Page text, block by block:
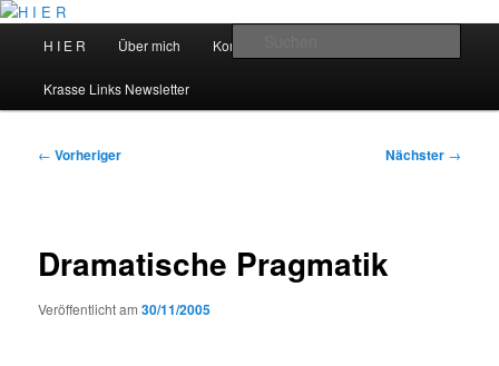
Zum
springenH I E R
H I E R Über mich Kontakt
Krasse Links Newsletter
Beitragsnavigation
← Vorheriger Nächster →
Dramatische Pragmatik
Veröffentlicht am30/11/2005